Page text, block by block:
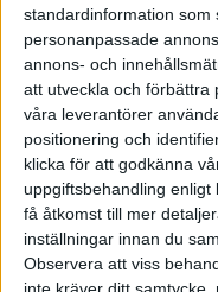
standardinformation som
personanpassade
annons- och
att utveckla och förbättra
våra leverantörer
positionering och
klicka för att godkänna
uppgiftsbehandling enligt
få åtkomst till mer
inställningar innan du
Observera att viss
Håll dig